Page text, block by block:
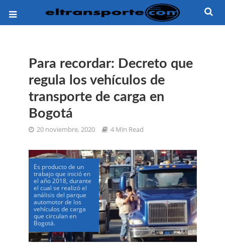
Para recordar: Decreto que
regula los vehículos de
transporte de carga en
Bogotá
20 noviembre, 2020 4 Min Read
Es producto de un
trabajo que inició en
el año 2018, durante
el cual se realizó el
análisis del parque
automotor de los
vehículos de carga
que circulan en
Bogotá.